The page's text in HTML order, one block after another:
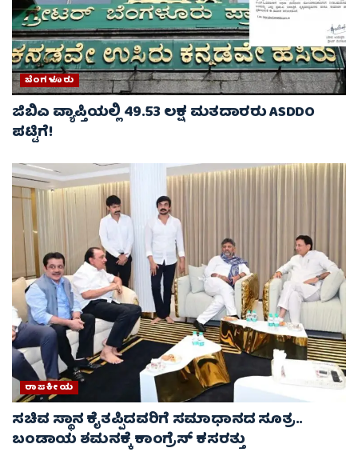
ಬೆಂಗಳೂರು
ಜಿಬಿಎ ವ್ಯಾಪ್ತಿಯಲ್ಲಿ 49.53 ಲಕ್ಷ ಮತದಾರರು ASDDO
ಪಟ್ಟಿಗೆ!
ರಾಜಕೀಯ
ಸಚಿವ ಸ್ಥಾನ ಕೈತಪ್ಪಿದವರಿಗೆ ಸಮಾಧಾನದ ಸೂತ್ರ..
ಬಂಡಾಯ ಶಮನಕ್ಕೆ ಕಾಂಗ್ರೆಸ್ ಕಸರತ್ತು